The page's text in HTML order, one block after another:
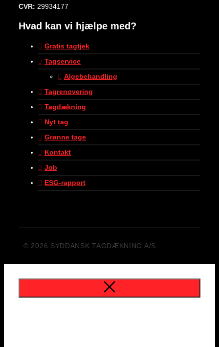
CVR: 29934177
Hvad kan vi hjælpe med?
Gratis tagtjek
Tagservice
Algebehandling
Tagrenovering
Tagdækning
Nyt tag
Grønne tage
Kontakt
Job
ESG-rapport
© 2026 SYDDANSK TAGDÆKNING A/S